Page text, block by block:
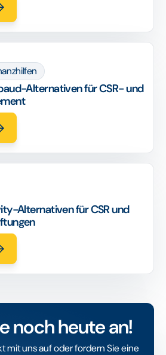
Alternativen für CSR- und
Alternativen für CSR und
noch heute an!
mit uns auf oder fordern Sie eine